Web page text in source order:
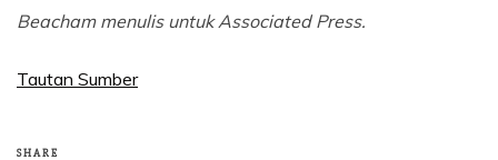
Beacham menulis untuk Associated Press.
Tautan Sumber
SHARE